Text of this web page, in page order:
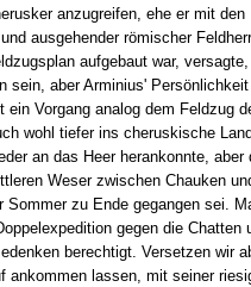
anzugreifen, ehe er mit
ausgehender römischer
aufgebaut war,
sein, aber Arminius'
Vorgang analog dem Feldzug
wohl tiefer ins cheruskische
an das Heer herankonnte,
Weser zwischen Chauken
Sommer zu Ende gegangen sei.
gegen die
berechtigt. Versetzen wir
ankommen lassen, mit seiner